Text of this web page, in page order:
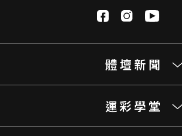
體壇新聞
運彩學堂